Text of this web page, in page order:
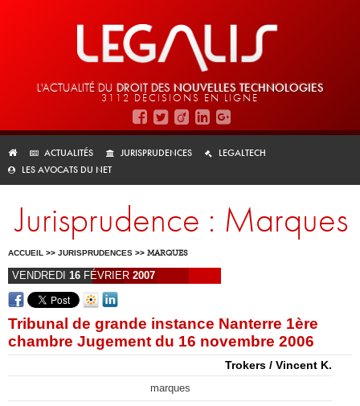
L'ACTUALITÉ DU DROIT DES NOUVELLES TECHNOLOGIES
3112 DÉCISIONS EN LIGNE
ACTUALITÉS JURISPRUDENCES
LEGALTECH
LES AVOCATS DU NET
Jurisprudence : Marques
ACCUEIL >> JURISPRUDENCES >> MARQUES
VENDREDI 16 FÉVRIER 2007
Tribunal de grande instance Nanterre 1ère
chambre Jugement du 16 novembre 2006
Trokers / Vincent K.
marques